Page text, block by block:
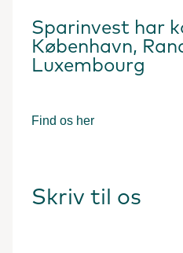
Sparinvest har
København,
Luxembourg
Find os her
Skriv til os